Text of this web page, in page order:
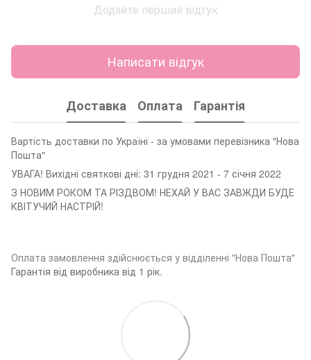
Додайте перший відгук
Написати відгук
Доставка Оплата Гарантія
Вартість доставки по Україні - за умовами перевізника "Нова
Пошта"
УВАГА! Вихідні святкові дні: 31 грудня 2021 - 7 січня 2022
З НОВИМ РОКОМ ТА РІЗДВОМ! НЕХАЙ У ВАС ЗАВЖДИ БУДЕ
КВІТУЧИЙ НАСТРІЙ!
Оплата замовлення здійснюється у відділенні "Нова Пошта"
Гарантія від виробника від 1 рік.